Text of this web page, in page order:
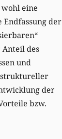
eine
der
des
und
struktureller
der
bzw.